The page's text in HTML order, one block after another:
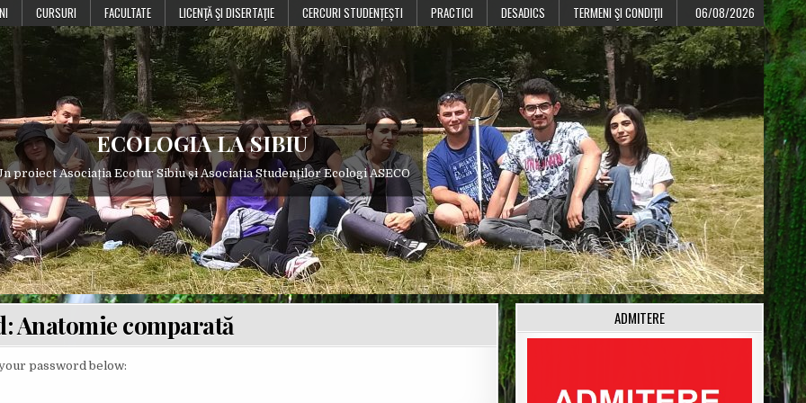
CURSURI FACULTATE LICENŢĂ ŞI DISERTAŢIE CERCURI STUDENȚEȘTI PRACTICI DESADICS TERMENI ŞI CONDIŢII 06/08/2026
ECOLOGIA LA SIBIU
proiect Asociația Ecotur Sibiu și Asociația Studenților Ecologi ASECO
Anatomie comparată
password below:
ADMITERE